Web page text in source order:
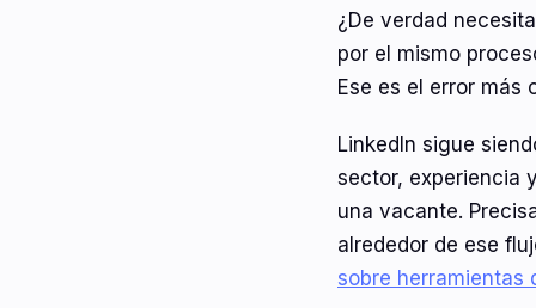
¿De verdad
por el mismo
Ese es el error más
LinkedIn sigue
sector, experiencia
una vacante.
alrededor de ese
sobre herramientas